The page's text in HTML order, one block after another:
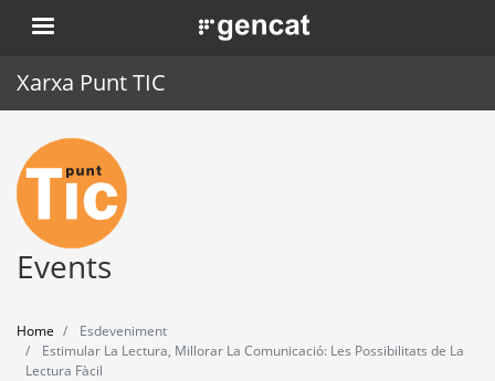
Skip
to
. Obre en una nova finestra.
Xarxa Punt TIC
Home
Punt TIC
News
Training
Events
Home
Esdeveniment
Estimular La Lectura, Millorar La Comunicació: Les Possibilitats de La
Lectura Fàcil